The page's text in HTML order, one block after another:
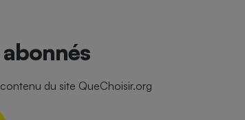
du site QueChoisir.org
Aspirateur